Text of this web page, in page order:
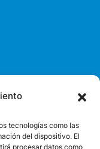
tecnologías como las
del dispositivo. El
procesar datos como